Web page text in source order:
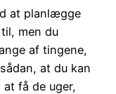
at planlægge
men du
af tingene,
at du kan
få de uger,